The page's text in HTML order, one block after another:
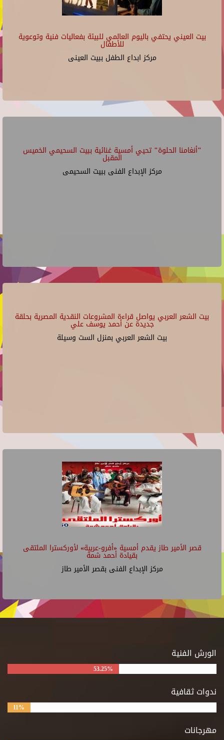
بيت العيني يحتفي باليوم العالمي للبيئة بفعاليات فنية وتوعوية
للأطفال
مركز ابداع الطفل ببيت العينى
"أنغامنا الحلوة" تحيي أمسية غنائية ببيت السحيمي الخميس
المقبل
مركز الإبداع الفنى ببيت السحيمى
بيت الشعر العربي يواصل قراءة المشروعات النقدية المصرية بحلقة
جديدة عن أحمد يوسف علي
بيت الشعر العربي بمنزل الست وسيلة
قصر الأمير طاز يقدم أمسية «أفرو-عربية» لأوركسترا الملتقى
بقيادة أحمد شمة
مركز الإبداع الفنى بقصر الأمير طاز
الورش الفنية
53.25%
ندوات ثقافية
11%
مهرجانات